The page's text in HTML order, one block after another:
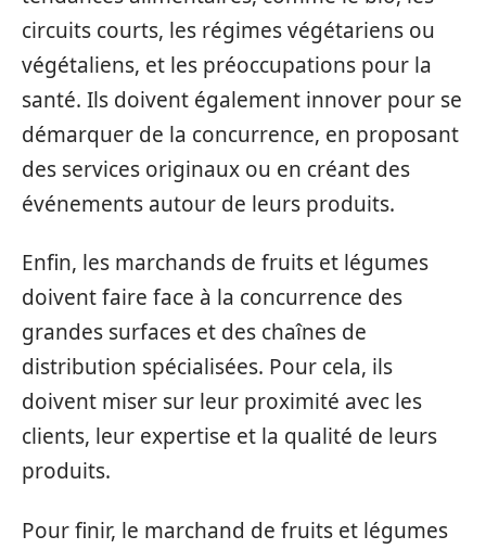
circuits courts, les régimes végétariens ou
végétaliens, et les préoccupations pour la
santé. Ils doivent également innover pour se
démarquer de la concurrence, en proposant
des services originaux ou en créant des
événements autour de leurs produits.
Enfin, les marchands de fruits et légumes
doivent faire face à la concurrence des
grandes surfaces et des chaînes de
distribution spécialisées. Pour cela, ils
doivent miser sur leur proximité avec les
clients, leur expertise et la qualité de leurs
produits.
Pour finir, le marchand de fruits et légumes